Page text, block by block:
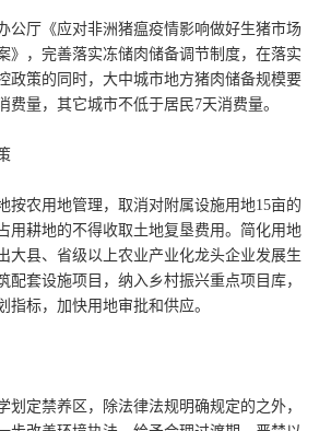
公厅《应对非洲猪瘟疫情影响做好生猪市场
》，完善落实冻储肉储备调节制度，在落实
政策的同时，大中城市地方猪肉储备规模要
费量，其它城市不低于居民7天消费量。
按农用地管理，取消对附属设施用地15亩的
用耕地的不得收取土地复垦费用。简化用地
大县、省级以上农业产业化龙头企业发展生
配套设施项目，纳入乡村振兴重点项目库，
指标，加快用地审批和供应。
划定禁养区，除法律法规明确规定的之外，